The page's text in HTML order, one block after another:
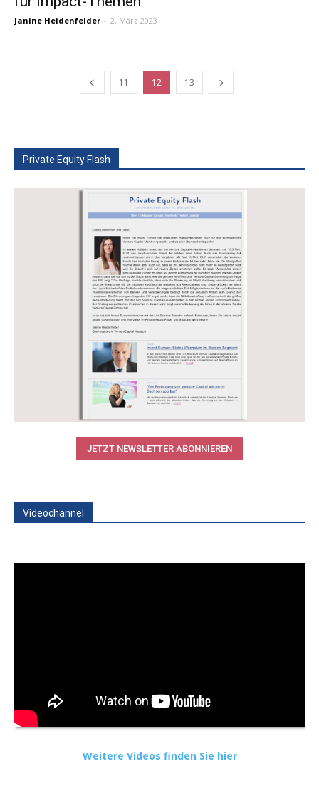
Janine Heidenfelder - 2. März 2023
11 12 13
Private Equity Flash
JETZT NEWSLETTER ABONNIEREN
Videochannel
Weitere Videos finden Sie hier